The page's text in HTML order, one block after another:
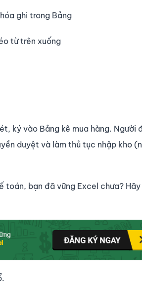
ghi trong Bảng
từ trên xuống
ký vào Bảng kê mua hàng. Người
duyệt và làm thủ tục nhập kho
toán, bạn đã vững Excel chưa?